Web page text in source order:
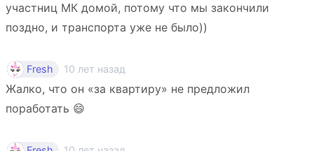
участниц МК домой, потому что мы закончили
поздно, и транспорта уже не было))
Fresh 10 лет назад
Жалко, что он «за квартиру» не предложил
поработать 😄